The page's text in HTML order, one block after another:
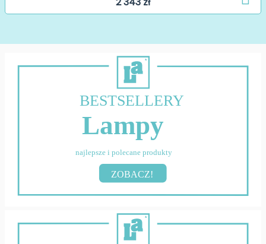
BESTSELLERY
Lampy
najlepsze i polecane produkty
ZOBACZ!